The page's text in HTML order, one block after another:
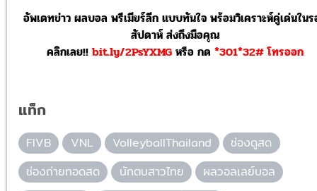
อัพเดทข่าว ผลบอล พรีเมียร์ลีก แบบทันใจ พร้อมวิเคราะห์คู่เด่นใน
สัปดาห์ ส่งถึงมือคุณ
คลิกเลย!! bit.ly/2PsYXMG หรือ กด *301*32# โทรออก
แท็ก
FIVB VNL VolleyballThailand
ช่องดูสด
ช่องถ่ายทอดสด
นักตบสาวไทย
ผลวอลเลย์บอล